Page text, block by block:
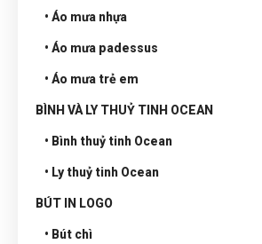
• Áo mưa nhựa
• Áo mưa padessus
• Áo mưa trẻ em
BÌNH VÀ LY THUỶ TINH OCEAN
• Bình thuỷ tinh Ocean
• Ly thuỷ tinh Ocean
BÚT IN LOGO
• Bút chì